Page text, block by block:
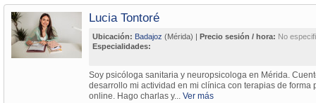
Lucia Tontoré
Ubicación: Badajoz (Mérida) | Precio sesión / hora: No
Especialidades:
Soy psicóloga sanitaria y neuropsicologa en Mérida.
desarrollo mi actividad en mi clínica con terapias de
online. Hago charlas y... Ver más